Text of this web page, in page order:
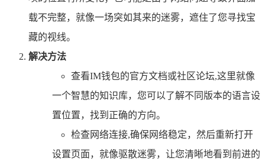
载不完整，就像一场突如其来的迷雾，遮住了您寻找宝
藏的视线。
解决方法
查看IM钱包的官方文档或社区论坛,这里就像
一个智慧的知识库，您可以了解不同版本的语言设
置位置，找到正确的方向。
检查网络连接,确保网络稳定，然后重新打开
设置页面，就像驱散迷雾，让您清晰地看到前进的